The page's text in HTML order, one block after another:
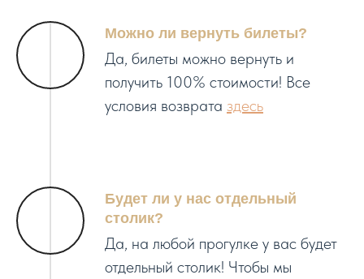
Можно ли вернуть билеты?
Да, билеты можно вернуть и
получить 100% стоимости! Все
условия возврата здесь
Будет ли у нас отдельный
столик?
Да, на любой прогулке у вас будет
отдельный столик! Чтобы мы